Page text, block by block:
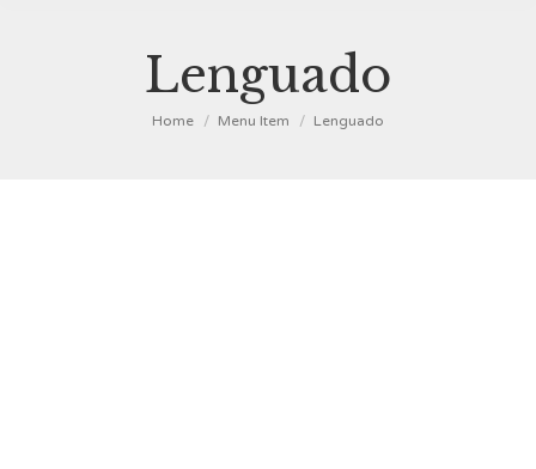
Lenguado
You are here:
Home Menu Item Lenguado